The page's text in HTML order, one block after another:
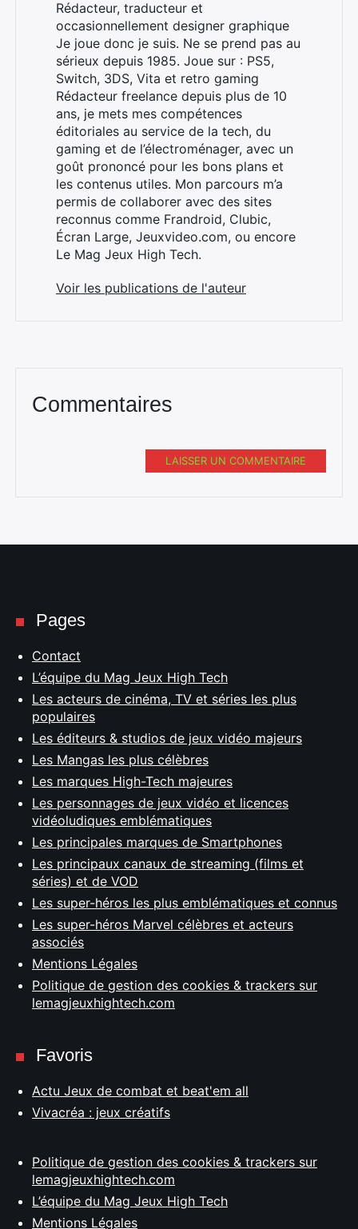
Rédacteur, traducteur et
occasionnellement designer graphique
Je joue donc je suis. Ne se prend pas au
sérieux depuis 1985. Joue sur : PS5,
Switch, 3DS, Vita et retro gaming
Rédacteur freelance depuis plus de 10
ans, je mets mes compétences
éditoriales au service de la tech, du
gaming et de l’électroménager, avec un
goût prononcé pour les bons plans et
les contenus utiles. Mon parcours m’a
permis de collaborer avec des sites
reconnus comme Frandroid, Clubic,
Écran Large, Jeuxvideo.com, ou encore
Le Mag Jeux High Tech.
Voir les publications de l'auteur
Commentaires
LAISSER UN COMMENTAIRE
Pages
Contact
L’équipe du Mag Jeux High Tech
Les acteurs de cinéma, TV et séries les plus
populaires
Les éditeurs & studios de jeux vidéo majeurs
Les Mangas les plus célèbres
Les marques High-Tech majeures
Les personnages de jeux vidéo et licences
vidéoludiques emblématiques
Les principales marques de Smartphones
Les principaux canaux de streaming (films et
séries) et de VOD
Les super-héros les plus emblématiques et connus
Les super-héros Marvel célèbres et acteurs
associés
Mentions Légales
Politique de gestion des cookies & trackers sur
lemagjeuxhightech.com
Favoris
Actu Jeux de combat et beat'em all
Vivacréa : jeux créatifs
Politique de gestion des cookies & trackers sur
lemagjeuxhightech.com
L’équipe du Mag Jeux High Tech
Mentions Légales